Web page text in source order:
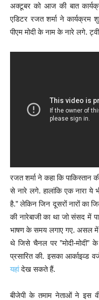
अक्टूबर को आज की बात
एडिटर रजत शर्मा ने
पीएम मोदी के नाम के नारे लगे.
रजत शर्मा ने कहा कि
से नारे लगे. हालांकि एक नारा ये
है.” लेकिन जिन दूसरों नारों का
की नारेबाजी का था जो संसद में
भाषण के समय लगाए गए. असल में
थे जिसे चैनल पर ”मोदी-मोदी”
प्रसारित की. इसका आर्काइव्ड
यहांदेख सकते हैं.
बीजेपी के तमाम नेताओं ने इस